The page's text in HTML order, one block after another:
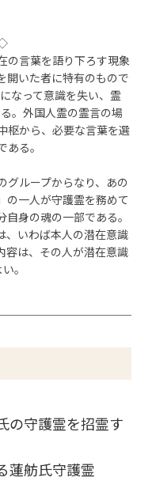
の言葉を語り下ろす現象
開いた者に特有のもので
なって意識を失い、霊
。外国人霊の霊言の場
枢から、必要な言葉を選
る。
グループからなり、あの
の一人が守護霊を務めて
身の魂の一部である。
、いわば本人の潜在意識
容は、その人が潜在意識
。
守護霊を招霊す
蓮舫氏守護霊